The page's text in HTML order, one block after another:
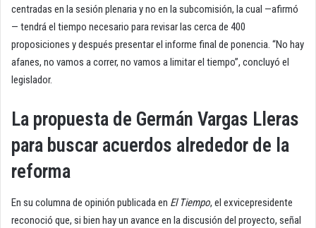
centradas en la sesión plenaria y no en la subcomisión, la cual —afirmó
— tendrá el tiempo necesario para revisar las cerca de 400
proposiciones y después presentar el informe final de ponencia. “No hay
afanes, no vamos a correr, no vamos a limitar el tiempo”, concluyó el
legislador.
La propuesta de Germán Vargas Lleras
para buscar acuerdos alrededor de la
reforma
En su columna de opinión publicada en El Tiempo, el exvicepresidente
reconoció que, si bien hay un avance en la discusión del proyecto, señal